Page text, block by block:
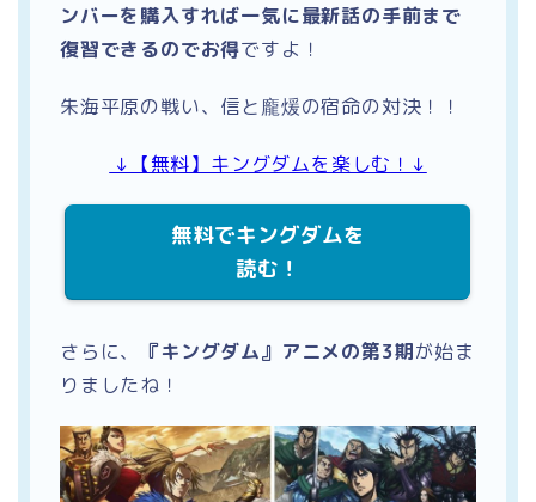
ンバーを購入すれば一気に最新話の手前まで
復習できるのでお得ですよ！
朱海平原の戦い、信と龐煖の宿命の対決！！
↓【無料】キングダムを楽しむ！↓
無料でキングダムを
読む！
さらに、 『キングダム』アニメの第3期が始ま
りましたね！